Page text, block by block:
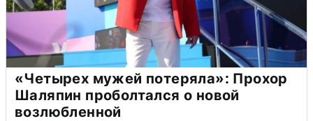
«Четырех мужей потеряла»: Прохор
Шаляпин проболтался о новой
возлюбленной